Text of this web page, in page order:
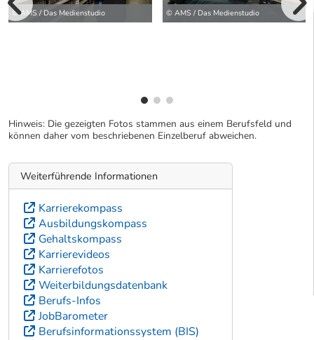
© AMS / Das Medienstudio © AMS / Das Medienstudio
Hinweis: Die gezeigten Fotos stammen aus einem Berufsfeld und
können daher vom beschriebenen Einzelberuf abweichen.
Weiterführende Informationen
Karrierekompass
Ausbildungskompass
Gehaltskompass
Karrierevideos
Karrierefotos
Weiterbildungsdatenbank
Berufs-Infos
JobBarometer
Berufsinformationssystem (BIS)